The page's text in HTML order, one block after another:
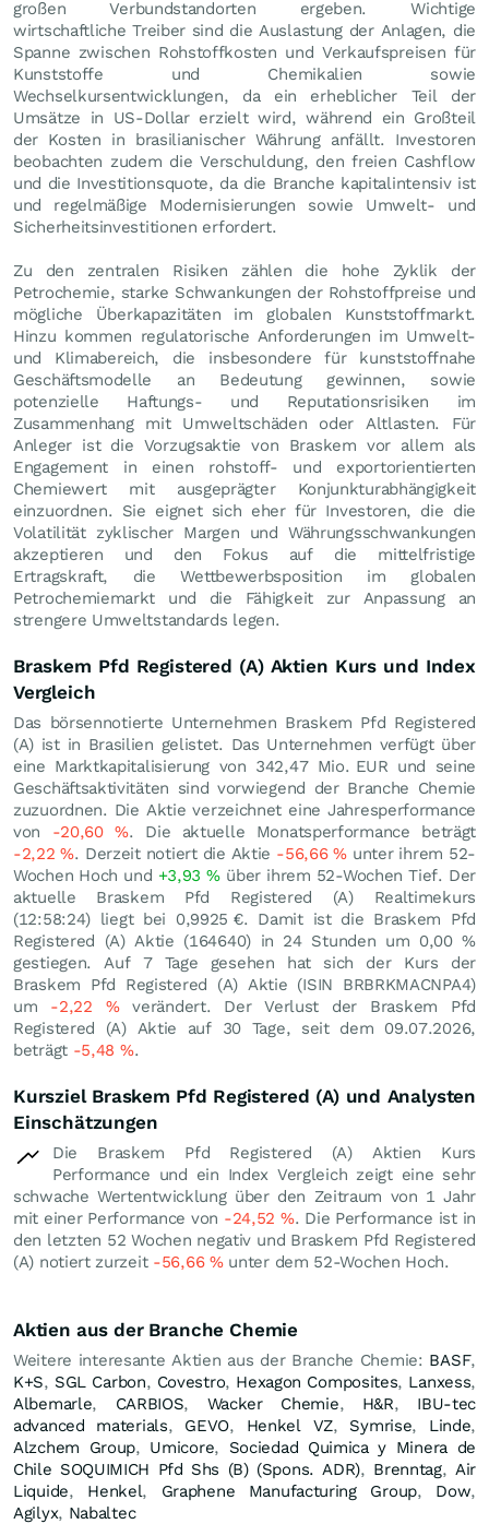
großen Verbundstandorten ergeben. Wichtige
wirtschaftliche Treiber sind die Auslastung der Anlagen, die
Spanne zwischen Rohstoffkosten und Verkaufspreisen für
Kunststoffe und Chemikalien sowie
Wechselkursentwicklungen, da ein erheblicher Teil der
Umsätze in US-Dollar erzielt wird, während ein Großteil
der Kosten in brasilianischer Währung anfällt. Investoren
beobachten zudem die Verschuldung, den freien Cashflow
und die Investitionsquote, da die Branche kapitalintensiv ist
und regelmäßige Modernisierungen sowie Umwelt- und
Sicherheitsinvestitionen erfordert.
Zu den zentralen Risiken zählen die hohe Zyklik der
Petrochemie, starke Schwankungen der Rohstoffpreise und
mögliche Überkapazitäten im globalen Kunststoffmarkt.
Hinzu kommen regulatorische Anforderungen im Umwelt-
und Klimabereich, die insbesondere für kunststoffnahe
Geschäftsmodelle an Bedeutung gewinnen, sowie
potenzielle Haftungs- und Reputationsrisiken im
Zusammenhang mit Umweltschäden oder Altlasten. Für
Anleger ist die Vorzugsaktie von Braskem vor allem als
Engagement in einen rohstoff- und exportorientierten
Chemiewert mit ausgeprägter Konjunkturabhängigkeit
einzuordnen. Sie eignet sich eher für Investoren, die die
Volatilität zyklischer Margen und Währungsschwankungen
akzeptieren und den Fokus auf die mittelfristige
Ertragskraft, die Wettbewerbsposition im globalen
Petrochemiemarkt und die Fähigkeit zur Anpassung an
strengere Umweltstandards legen.
Braskem Pfd Registered (A) Aktien Kurs und Index
Vergleich
Das börsennotierte Unternehmen Braskem Pfd Registered
(A) ist in Brasilien gelistet. Das Unternehmen verfügt über
eine Marktkapitalisierung von 342,47 Mio. EUR und seine
Geschäftsaktivitäten sind vorwiegend der Branche Chemie
zuzuordnen. Die Aktie verzeichnet eine Jahresperformance
von -20,60%. Die aktuelle Monatsperformance beträgt
-2,22%. Derzeit notiert die Aktie -56,66%unter ihrem 52-
Wochen Hoch und +3,93%über ihrem 52-Wochen Tief. Der
aktuelle Braskem Pfd Registered (A) Realtimekurs
(12:58:24) liegt bei 0,9925 €. Damit ist die Braskem Pfd
Registered (A) Aktie (164640) in 24 Stunden um 0,00%
gestiegen. Auf 7 Tage gesehen hat sich der Kurs der
Braskem Pfd Registered (A) Aktie (ISIN BRBRKMACNPA4)
um -2,22 %verändert. Der Verlust der Braskem Pfd
Registered (A) Aktie auf 30 Tage, seit dem 09.07.2026,
beträgt -5,48 %.
Kursziel Braskem Pfd Registered (A) und Analysten
Einschätzungen
Die Braskem Pfd Registered (A) Aktien Kurs
Performance und ein Index Vergleich zeigt eine sehr
schwache Wertentwicklung über den Zeitraum von 1 Jahr
mit einer Performance von -24,52 %. Die Performance ist in
den letzten 52 Wochen negativ und Braskem Pfd Registered
(A) notiert zurzeit -56,66 %unter dem 52-Wochen Hoch.
Aktien aus der Branche Chemie
Weitere interesante Aktien aus der Branche Chemie: BASF,
K+S, SGL Carbon, Covestro, Hexagon Composites, Lanxess,
Albemarle, CARBIOS, Wacker Chemie, H&R, IBU-tec
advanced materials, GEVO, Henkel VZ, Symrise, Linde,
Alzchem Group, Umicore, Sociedad Quimica y Minera de
Chile SOQUIMICH Pfd Shs (B) (Spons. ADR), Brenntag, Air
Liquide, Henkel, Graphene Manufacturing Group, Dow,
Agilyx, Nabaltec